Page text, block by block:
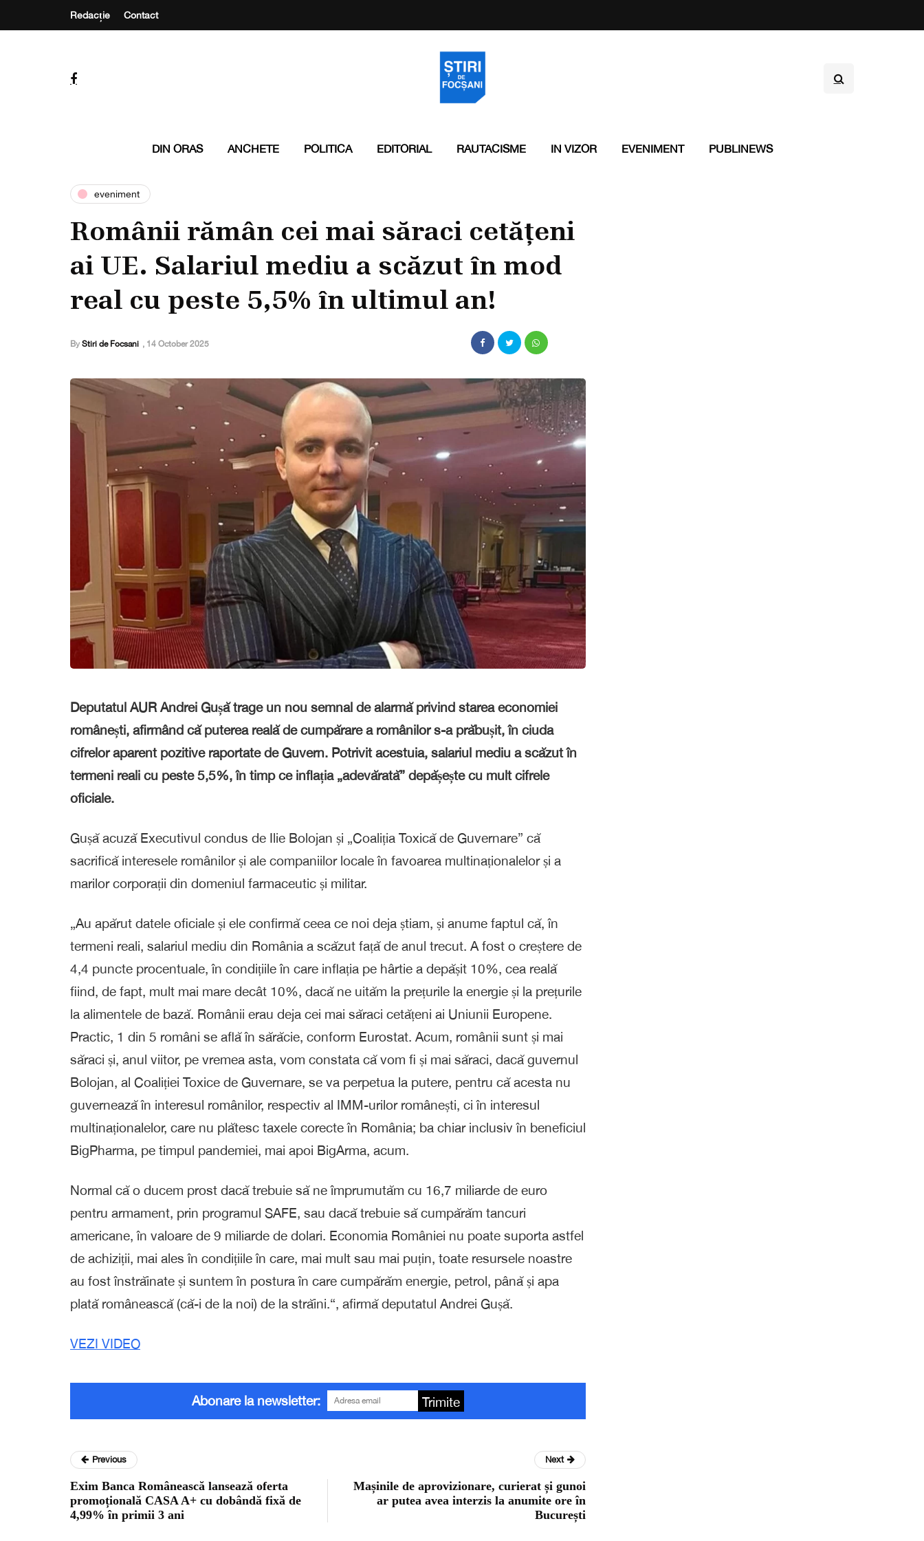
Redacție Contact
DIN ORAS ANCHETE POLITICA EDITORIAL RAUTACISME IN VIZOR EVENIMENT PUBLINEWS
eveniment
Românii rămân cei mai săraci cetățeni
ai UE. Salariul mediu a scăzut în mod
real cu peste 5,5% în ultimul an!
By Stiri de Focsani , 14 October 2025
Deputatul AUR Andrei Gușă trage un nou semnal de alarmă privind starea economiei
românești, afirmând că puterea reală de cumpărare a românilor s-a prăbușit, în ciuda
cifrelor aparent pozitive raportate de Guvern. Potrivit acestuia, salariul mediu a scăzut în
termeni reali cu peste 5,5%, în timp ce inflația „adevărată” depășește cu mult cifrele
oficiale.
Gușă acuză Executivul condus de Ilie Bolojan și „Coaliția Toxică de Guvernare” că
sacrifică interesele românilor și ale companiilor locale în favoarea multinaționalelor și a
marilor corporații din domeniul farmaceutic și militar.
„Au apărut datele oficiale și ele confirmă ceea ce noi deja știam, și anume faptul că, în
termeni reali, salariul mediu din România a scăzut față de anul trecut. A fost o creștere de
4,4 puncte procentuale, în condițiile în care inflația pe hârtie a depășit 10%, cea reală
fiind, de fapt, mult mai mare decât 10%, dacă ne uităm la prețurile la energie și la prețurile
la alimentele de bază. Românii erau deja cei mai săraci cetățeni ai Uniunii Europene.
Practic, 1 din 5 români se află în sărăcie, conform Eurostat. Acum, românii sunt și mai
săraci și, anul viitor, pe vremea asta, vom constata că vom fi și mai săraci, dacă guvernul
Bolojan, al Coaliției Toxice de Guvernare, se va perpetua la putere, pentru că acesta nu
guvernează în interesul românilor, respectiv al IMM-urilor românești, ci în interesul
multinaționalelor, care nu plătesc taxele corecte în România; ba chiar inclusiv în beneficiul
BigPharma, pe timpul pandemiei, mai apoi BigArma, acum.
Normal că o ducem prost dacă trebuie să ne împrumutăm cu 16,7 miliarde de euro
pentru armament, prin programul SAFE, sau dacă trebuie să cumpărăm tancuri
americane, în valoare de 9 miliarde de dolari. Economia României nu poate suporta astfel
de achiziții, mai ales în condițiile în care, mai mult sau mai puțin, toate resursele noastre
au fost înstrăinate și suntem în postura în care cumpărăm energie, petrol, până și apa
plată românească (că-i de la noi) de la străini.“, afirmă deputatul Andrei Gușă.
VEZI VIDEO
Abonare la newsletter: Trimite
Previous
Exim Banca Românească lansează oferta
promoțională CASA A+ cu dobândă fixă de
4,99% în primii 3 ani
Next
Mașinile de aprovizionare, curierat și gunoi
ar putea avea interzis la anumite ore în
București